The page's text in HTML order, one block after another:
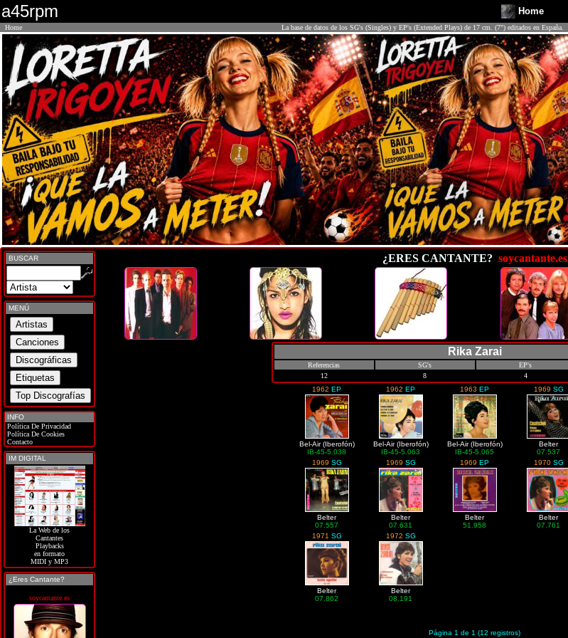
a45rpm Home
Home La base de datos de los SG's (Singles) y EP's (Extended Plays) de 17 cm. (7") editados en España.
BUSCAR
MENÚ
INFO
Política De Privacidad
Política De Cookies
Contacto
IM DIGITAL
La Web de los
Cantantes
Playbacks
en formato
MIDI y MP3
¿Eres Cantante?
soycantante.es
¿ERES CANTANTE? soycantante.es
Rika Zarai
Referencias SG's EP's
12
8 4
1962 EP
Bel-Air (Iberofón)
IB-45-5.038
1962 EP
Bel-Air (Iberofón)
IB-45-5.063
1963 EP
Bel-Air (Iberofón)
IB-45-5.065
1969 SG
Belter
07.537
1969 SG
Belter
07.557
1969 SG
Belter
07.631
1969 EP
Belter
51.958
1970 SG
Belter
07.761
1971 SG
Belter
07.862
1972 SG
Belter
08.191
Página 1 de 1 (12 registros)